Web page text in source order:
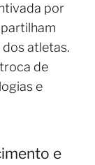
por
atletas.
de
e
e